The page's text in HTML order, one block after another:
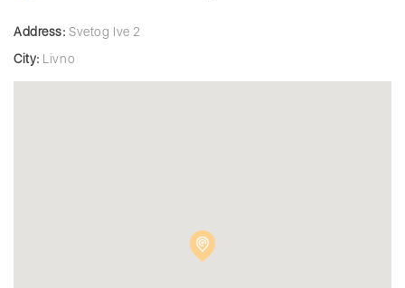
Address: Svetog Ive 2
City: Livno